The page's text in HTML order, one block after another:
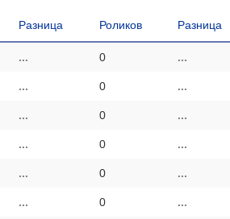
Разница Роликов Разница
... 0 ...
... 0 ...
... 0 ...
... 0 ...
... 0 ...
... 0 ...